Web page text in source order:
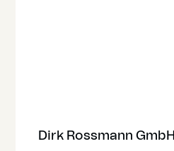
Dirk Rossmann GmbH